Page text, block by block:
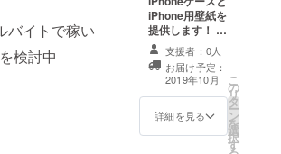
バイトで稼い
検討中
写真サ
ンプル
http://i
mg.gg/n
qom9E
b ※リ
ターン
のオリ
ジナル
グッズ
り1年間の2020
年7月までを予定
しています。
iPhone用壁紙を
提供します！ も
ちろん画像は、
お持ちのiPhone
に合わせたオリ
ジナル画像を撮
影します！ ま
た、壁紙とケー
支援者：0人
お届け予定：
2019年10月
詳細を見る
こ
の
リ
タ
ー
ン
を
選
択
す